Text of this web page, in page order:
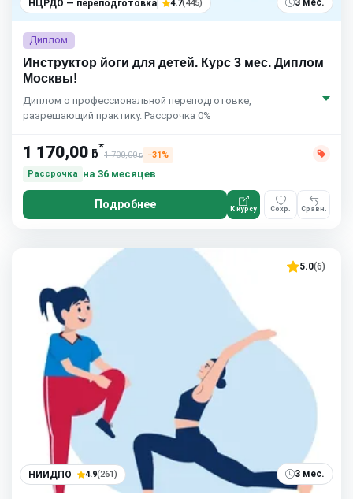
НЦРДО — переподготовка 4.7(445)
Диплом
Инструктор йоги для детей. Курс 3 мес. Диплом
Москвы!
Диплом о профессиональной переподготовке,
разрешающий практику. Рассрочка 0%
1 170,00 ƃ*
1 700,00ƃ
−31%
Рассрочка
на 36 месяцев
Подробнее К курсу Сохр. Сравн.
5.0(6)
НИИДПО 4.9(261) 3 мес.